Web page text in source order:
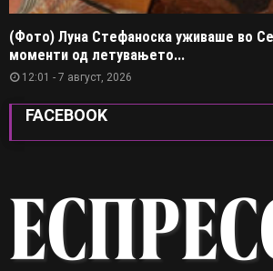
(Фото) Луна Стефаноска уживаше во
моменти од летувањето...
12:01 - 7 август, 2026
FACEBOOK